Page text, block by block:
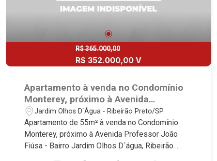
Candeias, Apiacás, Blend Coliving, Una Caramuru,
Sul, Tapuias Residencial, Manhattan, Lumiere,
Civitas, Apogeo, Frankfurt, Emerald, Spazio
Robespierre, Cedro, Dinamarca, Portes du Soleil,
Solo, Cambuí, Philadelphia, Victória Hill, San
Étienne, Monet, Rembrandt, Montreux, Genève,
Quebec, Blue Note, Noruega, Normandie, Jataí,
Via Frattina e Triomphe. Avenida João Fiúsa, 1051
- Alto da Boa Vista | Ribeirão Preto
R$ 365.000,00
R$ 352.000,00 V
Apartamento à venda no Condomínio
Monterey, próximo à Avenida
Professor João Fiúsa - Ribeirão
Preto/SP.
Jardim Olhos D`Água - Ribeirão Preto/SP
Apartamento de 55m² à venda no Condomínio
Monterey, próximo à Avenida Professor João
Fiúsa - Bairro Jardim Olhos D`água, Ribeirão